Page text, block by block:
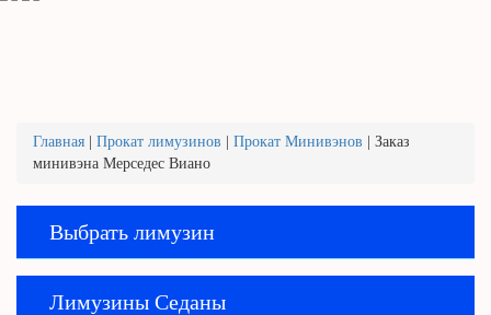
Главная Прокат лимузинов Прокат Минивэнов
Заказ
минивэна Мерседес Виано
Выбрать лимузин
Лимузины Седаны